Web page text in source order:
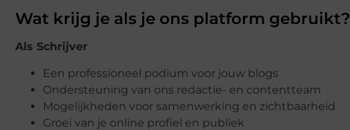
Wat krijg je als je ons platform gebruikt?
Als Schrijver
Een professioneel podium voor jouw blogs
Ondersteuning van ons redactie- en contentteam
Mogelijkheden voor samenwerking en zichtbaarheid
Groei van je online profiel en publiek